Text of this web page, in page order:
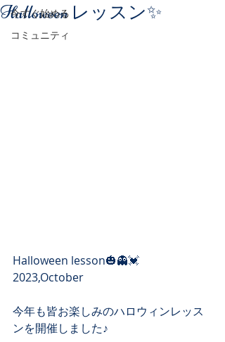
今すぐ始める
コミュニティ
Halloween レッスン✨
Halloween lesson🎃👻💓
2023,October
今年も皆お楽しみのハロウィンレッス
ンを開催しました♪